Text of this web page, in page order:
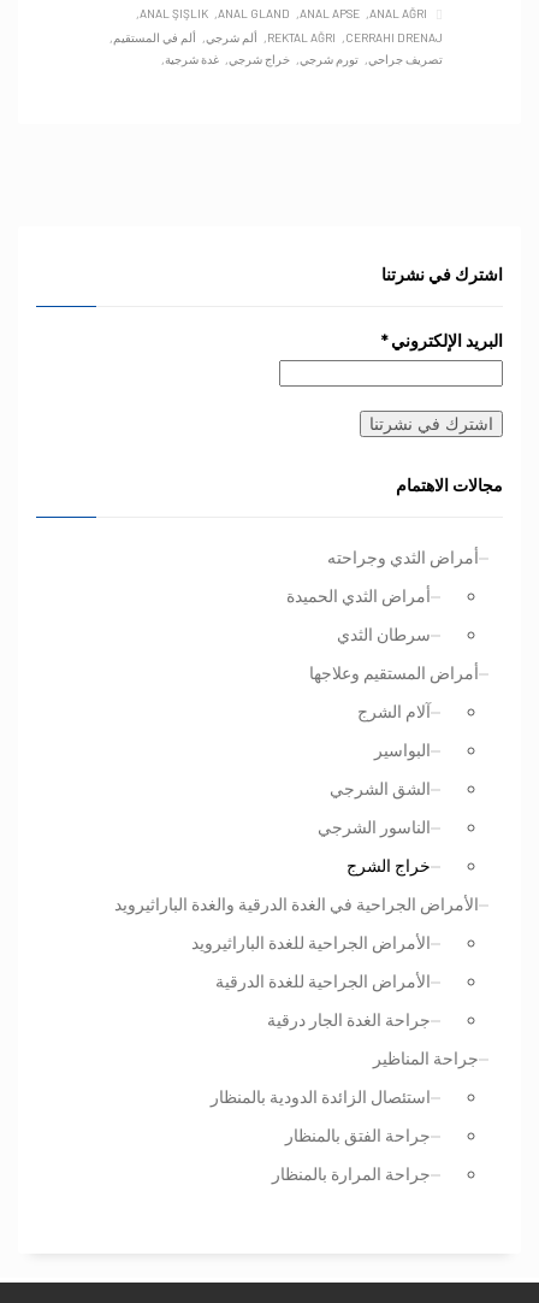
ANAL AĞRI
ANAL APSE
ANAL GLAND
ANAL ŞIŞLIK
CERRAHI DRENAJ
REKTAL AĞRI ألم شرجي
ألم في المستقيم
تصريف جراحي
تورم شرجي خراج شرجي غدة شرجية
اشترك في نشرتنا
البريد الإلكتروني*
مجالات الاهتمام
أمراض الثدي وجراحته
أمراض الثدي الحميدة
سرطان الثدي
أمراض المستقيم وعلاجها
آلام الشرج
البواسير
الشق الشرجي
الناسور الشرجي
خراج الشرج
الأمراض الجراحية في الغدة الدرقية والغدة الباراثيرويد
الأمراض الجراحية للغدة الباراثيرويد
الأمراض الجراحية للغدة الدرقية
جراحة الغدة الجار درقية
جراحة المناظير
استئصال الزائدة الدودية بالمنظار
جراحة الفتق بالمنظار
جراحة المرارة بالمنظار